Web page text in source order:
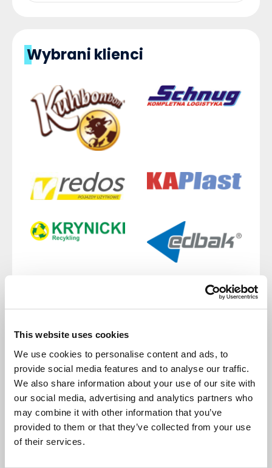
This website uses cookies
We use cookies to personalise content and ads, to
provide social media features and to analyse our traffic.
We also share information about your use of our site with
our social media, advertising and analytics partners who
may combine it with other information that you’ve
provided to them or that they’ve collected from your use
of their services.
Wybrani klienci
Wydarzenia związane z
CompuTec WMS